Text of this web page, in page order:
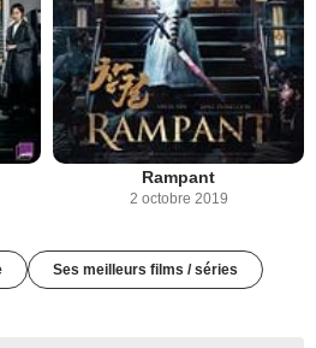
Rampant
2 octobre 2019
Ses meilleurs films / séries